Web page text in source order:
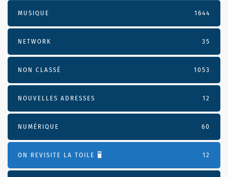
MUSIQUE 1644
NETWORK 35
NON CLASSÉ 1053
NOUVELLES ADRESSES 12
NUMÉRIQUE 60
ON REVISITE LA TOILE 🖥️ 12